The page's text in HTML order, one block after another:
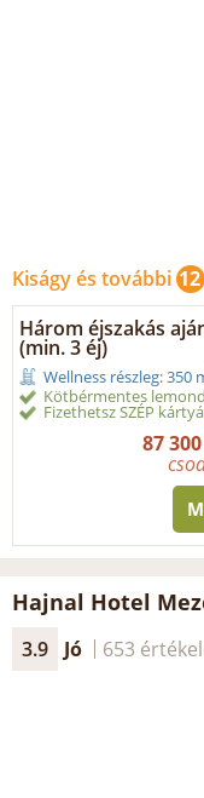
Kiságy és további 12
Három éjszakás
(min. 3 éj)
Wellness részleg: 350
Kötbérmentes
Fizethetsz SZÉP
87
Hajnal Hotel
3.9 Jó 653